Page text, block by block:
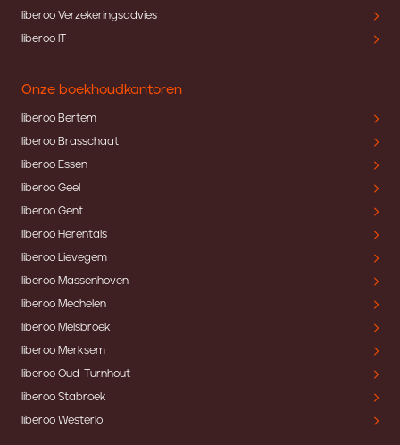
liberoo Verzekeringsadvies
liberoo IT
Onze boekhoudkantoren
liberoo Bertem
liberoo Brasschaat
liberoo Essen
liberoo Geel
liberoo Gent
liberoo Herentals
liberoo Lievegem
liberoo Massenhoven
liberoo Mechelen
liberoo Melsbroek
liberoo Merksem
liberoo Oud-Turnhout
liberoo Stabroek
liberoo Westerlo